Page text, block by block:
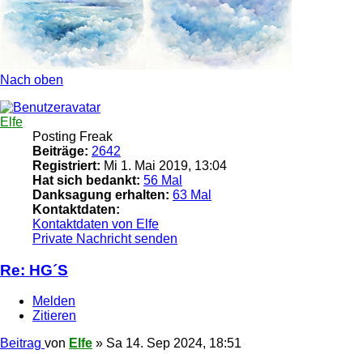
Nach oben
Elfe
Posting Freak
Beiträge: 2642
Registriert: Mi 1. Mai 2019, 13:04
Hat sich bedankt: 56 Mal
Danksagung erhalten: 63 Mal
Kontaktdaten:
Kontaktdaten von Elfe
Private Nachricht senden
Re: HG´S
Melden
Zitieren
Beitrag von Elfe » Sa 14. Sep 2024, 18:51